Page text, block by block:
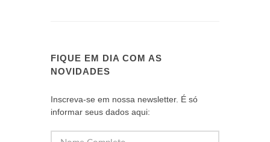
FIQUE EM DIA COM AS
NOVIDADES
Inscreva-se em nossa newsletter. É só
informar seus dados aqui: